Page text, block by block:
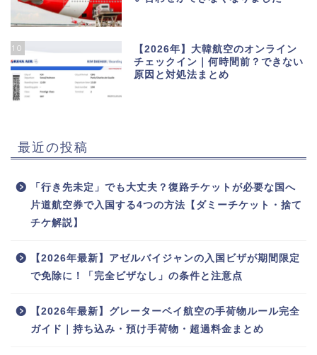
10
【2026年】大韓航空のオンライン
チェックイン｜何時間前？できない
原因と対処法まとめ
最近の投稿
「行き先未定」でも大丈夫？復路チケットが必要な国へ
片道航空券で入国する4つの方法【ダミーチケット・捨て
チケ解説】
【2026年最新】アゼルバイジャンの入国ビザが期間限定
で免除に！「完全ビザなし」の条件と注意点
【2026年最新】グレーターベイ航空の手荷物ルール完全
ガイド｜持ち込み・預け手荷物・超過料金まとめ